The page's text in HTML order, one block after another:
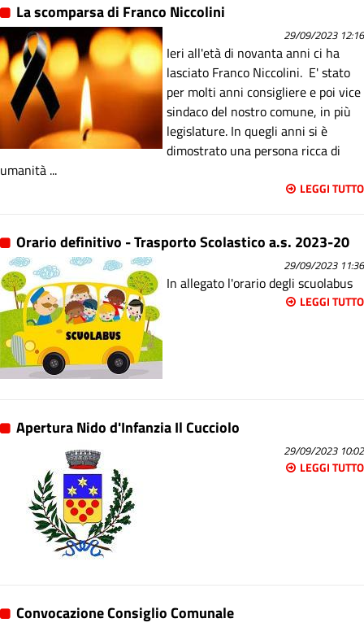
La scomparsa di Franco Niccolini
29/09/2023 12:16
Ieri all'età di novanta anni ci ha
lasciato Franco Niccolini. E' stato
per molti anni consigliere e poi vice
sindaco del nostro comune, in più
legislature. In quegli anni si è
dimostrato una persona ricca di
umanità ...
LEGGI TUTTO
Orario definitivo - Trasporto Scolastico a.s. 2023-20
29/09/2023 11:36
In allegato l'orario degli scuolabus
LEGGI TUTTO
Apertura Nido d'Infanzia Il Cucciolo
29/09/2023 10:02
LEGGI TUTTO
Convocazione Consiglio Comunale